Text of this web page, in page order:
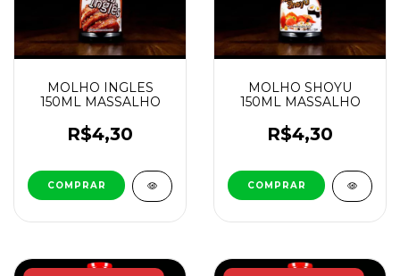
MOLHO INGLES
150ML MASSALHO
R$4,30
MOLHO SHOYU
150ML MASSALHO
R$4,30